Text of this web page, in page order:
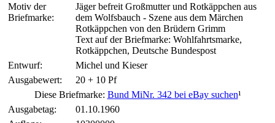
Motiv der
Briefmarke:
Jäger befreit Großmutter und Rotkäppchen aus
dem Wolfsbauch - Szene aus dem Märchen
Rotkäppchen von den Brüdern Grimm
Text auf der Briefmarke: Wohlfahrtsmarke,
Rotkäppchen, Deutsche Bundespost
Entwurf:
Michel und Kieser
Ausgabewert:
20 + 10 Pf
Diese Briefmarke: Bund MiNr. 342 bei eBay suchen¹
Ausgabetag:
01.10.1960